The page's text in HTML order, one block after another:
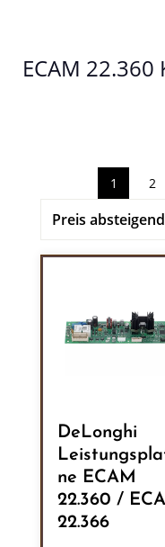
ECAM
Seite
1 2
DeLonghi
ne ECAM
22.360 /
22.366